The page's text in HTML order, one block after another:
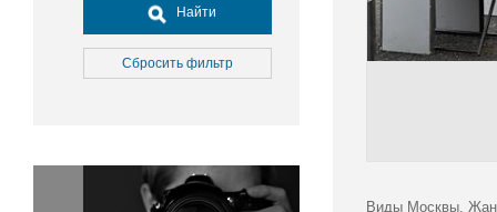
Досуг, туризм и отдых
Культура
Медицина
Окружающая среда
Политика
Найти
Сбросить фильтр
Виды Москвы.